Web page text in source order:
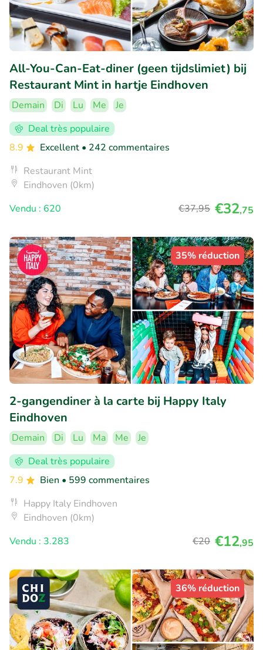
All-You-Can-Eat-diner (geen tijdslimiet) bij
Restaurant Mint in hartje Eindhoven
Demain Di Lu Me
Je
Deal très populaire
8.9
Excellent • 242 commentaires
Restaurant Mint
Eindhoven (0km)
Vendu : 620
€37,95 €32,75
35% réduction
2-gangendiner à la carte bij Happy Italy
Eindhoven
Demain Di Lu Ma Me
Je
Deal très populaire
7.9
Bien • 599 commentaires
Happy Italy Eindhoven
Eindhoven (0km)
Vendu : 3.283
€20 €12,95
36% réduction